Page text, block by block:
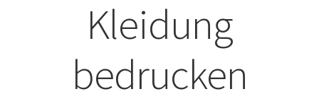
ABISHIRTS BEDRUCKEN Leonberg
ABISHIRTS BEDRUCKEN STUTTGART
Kleidung
bedrucken